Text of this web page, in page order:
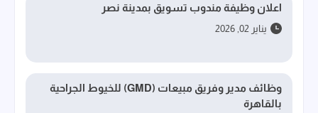
اعلان وظيفة مندوب تسويق بمدينة نصر
يناير 02, 2026
وظائف مدير وفريق مبيعات (GMD) للخيوط الجراحية
بالقاهرة